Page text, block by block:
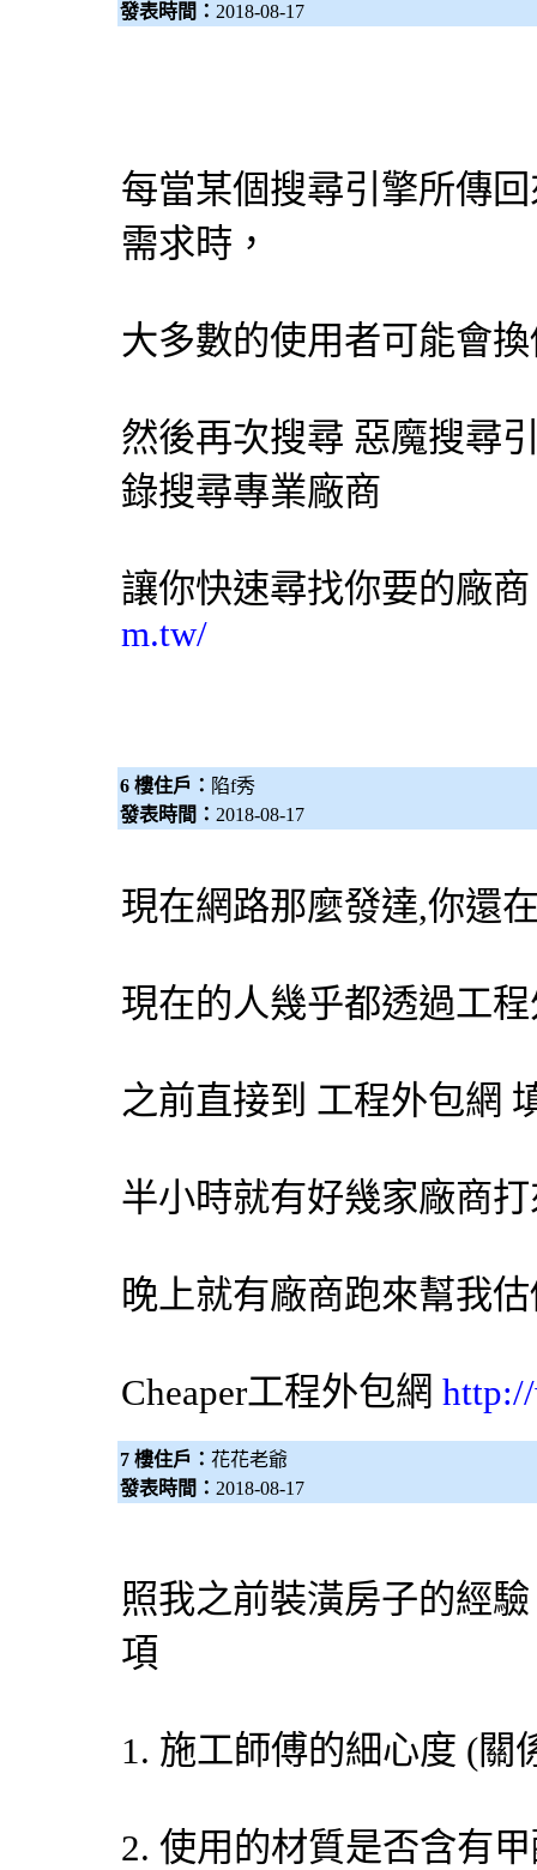
發表時間： 2018-08-17
每當某個搜尋引擎所傳
需求時，
大多數的使用者可能會
然後再次搜尋 惡魔搜尋
錄搜尋專業廠商
讓你快速尋找你要的廠
m.tw/
6 樓住戶： 陷f秀
發表時間： 2018-08-17
現在網路那麼發達,你還
現在的人幾乎都透過工程
之前直接到 工程外包網
半小時就有好幾家廠商
晚上就有廠商跑來幫我
Cheaper工程外包網
7 樓住戶： 花花老爺
發表時間： 2018-08-17
照我之前裝潢房子的經
項
1. 施工師傅的細心度 (關
2. 使用的材質是否含有